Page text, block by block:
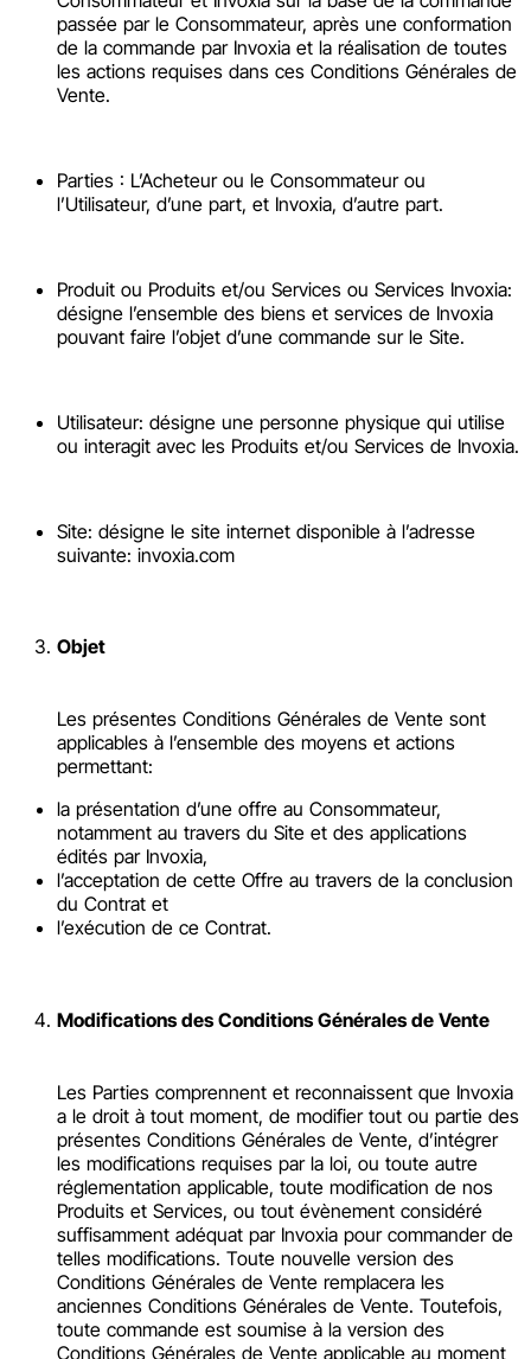
passée par le Consommateur, après une conformation
de la commande par Invoxia et la réalisation de toutes
les actions requises dans ces Conditions Générales de
Vente.
Parties : L’Acheteur ou le Consommateur ou
l’Utilisateur, d’une part, et Invoxia, d’autre part.
Produit ou Produits et/ou Services ou Services Invoxia:
désigne l’ensemble des biens et services de Invoxia
pouvant faire l’objet d’une commande sur le Site.
Utilisateur: désigne une personne physique qui utilise
ou interagit avec les Produits et/ou Services de Invoxia.
Site: désigne le site internet disponible à l’adresse
suivante: invoxia.com
Objet
Les présentes Conditions Générales de Vente sont
applicables à l’ensemble des moyens et actions
permettant:
la présentation d’une offre au Consommateur,
notamment au travers du Site et des applications
édités par Invoxia,
l’acceptation de cette Offre au travers de la conclusion
du Contrat et
l’exécution de ce Contrat.
Modifications des Conditions Générales de Vente
Les Parties comprennent et reconnaissent que Invoxia
a le droit à tout moment, de modifier tout ou partie des
présentes Conditions Générales de Vente, d’intégrer
les modifications requises par la loi, ou toute autre
réglementation applicable, toute modification de nos
Produits et Services, ou tout évènement considéré
suffisamment adéquat par Invoxia pour commander de
telles modifications. Toute nouvelle version des
Conditions Générales de Vente remplacera les
anciennes Conditions Générales de Vente. Toutefois,
toute commande est soumise à la version des
Conditions Générales de Vente applicable au moment